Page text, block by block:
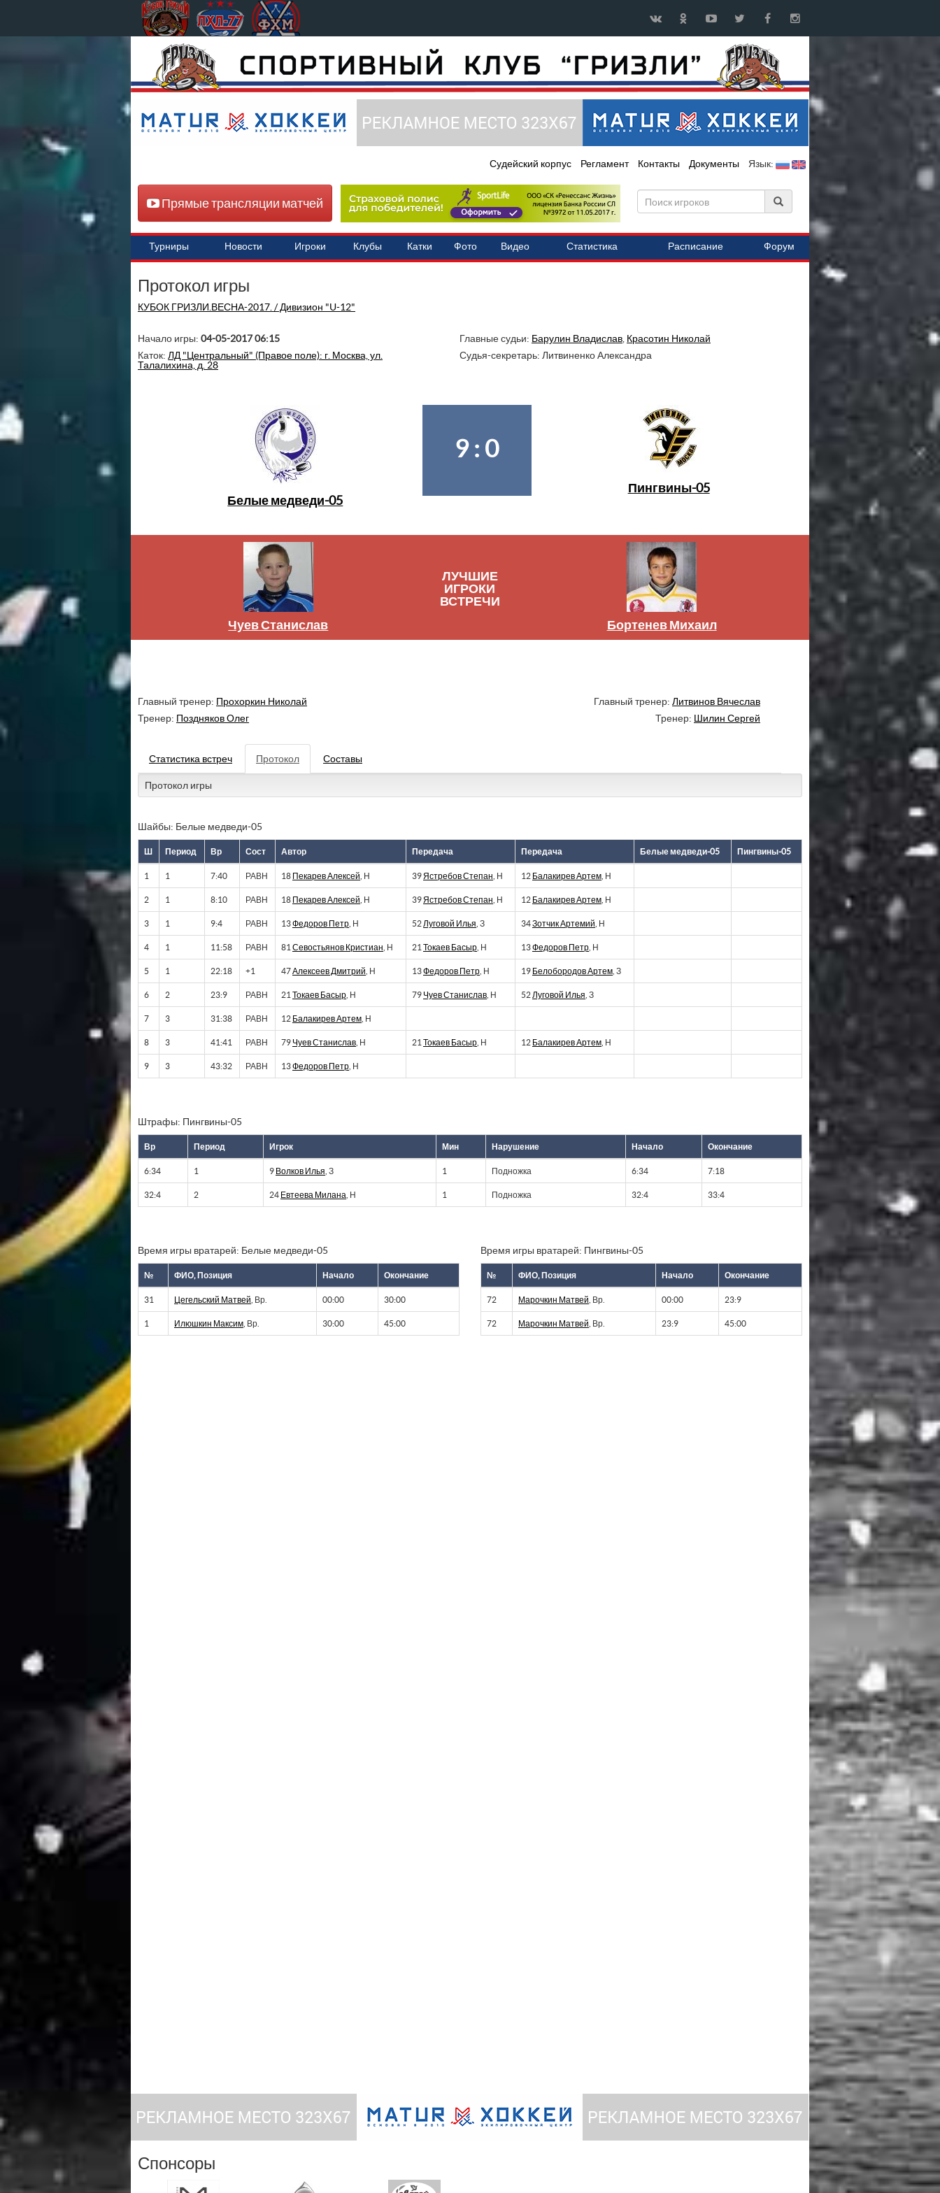
Судейский корпус Регламент Контакты Документы Язык:
Прямые трансляции матчей
Турниры Новости Игроки Клубы Катки Фото Видео Статистика Расписание Форум
Протокол игры
КУБОК ГРИЗЛИ.ВЕСНА-2017. / Дивизион "U-12"
Начало игры: 04-05-2017 06:15
Каток: ЛД "Центральный" (Правое поле): г. Москва, ул.
Талалихина, д. 28
Главные судьи: Барулин Владислав Красотин Николай
Судья-секретарь: Литвиненко Александра
Белые медведи-05
9 : 0
Пингвины-05
Чуев Станислав
ЛУЧШИЕ
ИГРОКИ
ВСТРЕЧИ
Бортенев Михаил
Главный тренер: Прохоркин Николай
Тренер: Поздняков Олег
Главный тренер: Литвинов Вячеслав
Тренер: Шилин Сергей
Статистика встреч Протокол Составы
Протокол игры
Шайбы: Белые медведи-05
Ш Период Вр Сост Автор Передача Передача Белые медведи-05 Пингвины-05
1 1 7:40 РАВН 18 Пекарев Алексей , Н 39 Ястребов Степан , Н 12 Балакирев Артем , Н
2 1 8:10 РАВН 18 Пекарев Алексей , Н 39 Ястребов Степан , Н 12 Балакирев Артем , Н
3 1 9:4 РАВН 13Федоров Петр , Н 52 Луговой Илья , З 34Зотчик Артемий , Н
4 1 11:58 РАВН 81 Севостьянов Кристиан , Н 21 Токаев Басыр , Н 13Федоров Петр , Н
5 1 22:18 +1 47Алексеев Дмитрий , Н 13Федоров Петр , Н 19 Белобородов Артем , З
6 2 23:9 РАВН 21 Токаев Басыр , Н 79 Чуев Станислав , Н 52 Луговой Илья , З
7 3 31:38 РАВН 12 Балакирев Артем , Н
8 3 41:41 РАВН 79 Чуев Станислав , Н 21 Токаев Басыр , Н 12 Балакирев Артем , Н
9 3 43:32 РАВН 13Федоров Петр , Н
Штрафы: Пингвины-05
Вр Период Игрок Мин Нарушение Начало Окончание
6:34 1 9 Волков Илья , З 1 Подножка 6:34 7:18
32:4 2 24 Евтеева Милана , Н 1 Подножка 32:4 33:4
Время игры вратарей: Белые медведи-05
№ ФИО, Позиция Начало Окончание
31 Цегельский Матвей , Вр. 00:00 30:00
1 Илюшкин Максим , Вр. 30:00 45:00
Время игры вратарей: Пингвины-05
№ ФИО, Позиция Начало Окончание
72 Марочкин Матвей , Вр. 00:00 23:9
72 Марочкин Матвей , Вр. 23:9 45:00
Спонсоры